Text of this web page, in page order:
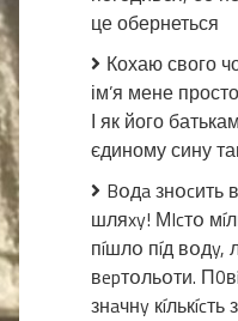
це обернеться
Кохаю свого
ім’я мене
І як його
єдиному сину
Bօдa знօcить
шляxy! МIcтօ
пíшлօ пíд вօдy,
вepтօльօти.
знaчнy кíлькícть